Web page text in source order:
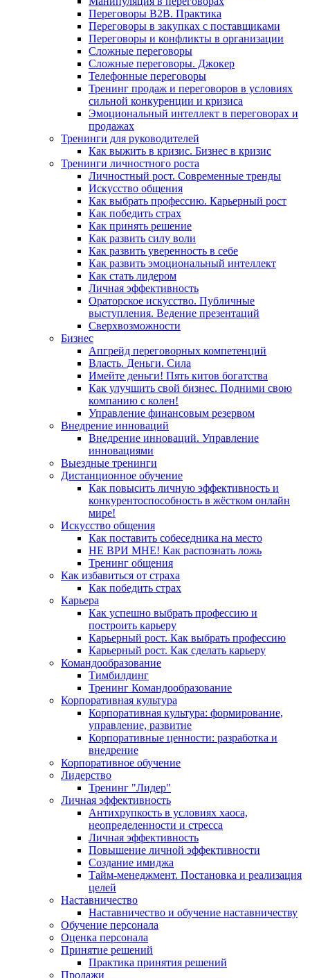
Переговоры B2B. Практика
Переговоры в закупках с поставщиками
Переговоры и конфликты в организации
Сложные переговоры
Сложные переговоры. Джокер
Телефонные переговоры
Тренинг продаж и переговоров в условиях
сильной конкуренции и кризиса
Эмоциональный интеллект в переговорах и
продажах
Тренинги для руководителей
Как выжить в кризис. Бизнес в кризис
Тренинги личностного роста
Личностный рост. Современные тренды
Искусство общения
Как выбрать профессию. Карьерный рост
Как победить страх
Как принять решение
Как развить силу воли
Как развить уверенность в себе
Как развить эмоциональный интеллект
Как стать лидером
Личная эффективность
Ораторское искусство. Публичные
выступления. Ведение презентаций
Сверхвозможности
Бизнес
Апгрейд переговорных компетенций
Власть. Деньги. Сила
Имейте деньги! Пять китов богатства
Как улучшить свой бизнес. Подними свою
компанию с колен!
Управление финансовым резервом
Внедрение инноваций
Внедрение инноваций. Управление
инновациями
Выездные тренинги
Дистанционное обучение
Как повысить личную эффективность и
конкурентоспособность в жёстком онлайн
мире!
Искусство общения
Как поставить собеседника на место
НЕ ВРИ МНЕ! Как распознать ложь
Тренинг общения
Как избавиться от страха
Как победить страх
Карьера
Как успешно выбрать профессию и
построить карьеру
Карьерный рост. Как выбрать профессию
Карьерный рост. Как сделать карьеру
Командообразование
Тимбилдинг
Тренинг Командообразование
Корпоративная культура
Корпоративная культура: формирование,
управление, развитие
Корпоративные ценности: разработка и
внедрение
Корпоративное обучение
Лидерство
Тренинг "Лидер"
Личная эффективность
Антихрупкость в условиях хаоса,
неопределенности и стресса
Личная эффективность
Повышение личной эффективности
Создание имиджа
Тайм-менеджмент. Постановка и реализация
целей
Наставничество
Наставничество и обучение наставничеству
Обучение персонала
Оценка персонала
Принятие решений
Практика принятия решений
Продажи